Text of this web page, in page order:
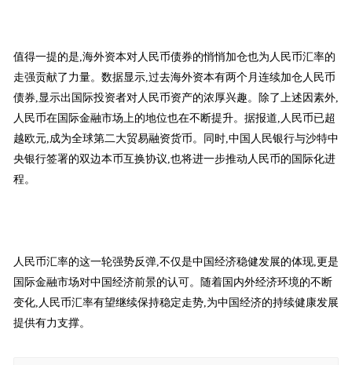
值得一提的是,海外资本对人民币债券的悄悄加仓也为人民币汇率的
走强贡献了力量。数据显示,过去海外资本有两个月连续加仓人民币
债券,显示出国际投资者对人民币资产的浓厚兴趣。除了上述因素外,
人民币在国际金融市场上的地位也在不断提升。据报道,人民币已超
越欧元,成为全球第二大贸易融资货币。同时,中国人民银行与沙特中
央银行签署的双边本币互换协议,也将进一步推动人民币的国际化进
程。
人民币汇率的这一轮强势反弹,不仅是中国经济稳健发展的体现,更是
国际金融市场对中国经济前景的认可。随着国内外经济环境的不断
变化,人民币汇率有望继续保持稳定走势,为中国经济的持续健康发展
提供有力支撑。